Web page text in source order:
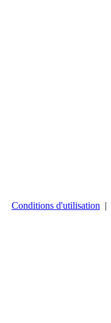
Conditions d'utilisation |